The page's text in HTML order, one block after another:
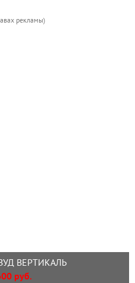
рекламы)
ВЕРТИКАЛЬ
руб.